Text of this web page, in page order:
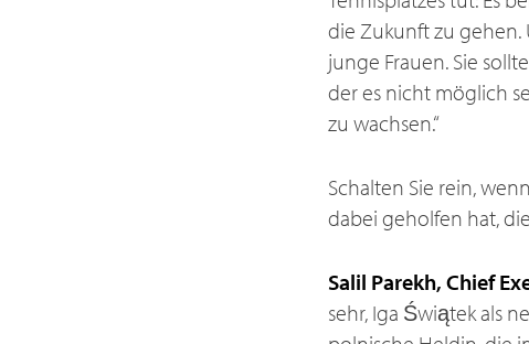
die Zukunft zu gehen.
junge Frauen. Sie
der es nicht möglich
zu wachsen.“
Schalten Sie rein,
dabei geholfen hat,
Salil Parekh, Chief
sehr, Iga Świątek als